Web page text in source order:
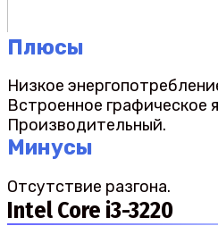
Плюсы
Низкое
Встроенное графическое
Производительный.
Минусы
Отсутствие разгона.
Intel Core i3-3220